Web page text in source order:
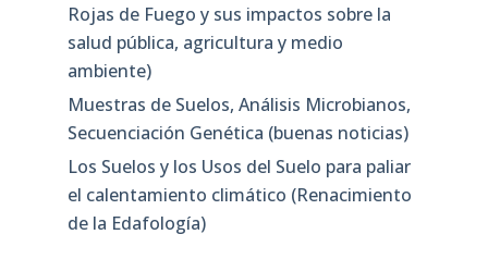
Rojas de Fuego y sus impactos sobre la
salud pública, agricultura y medio
ambiente)
Muestras de Suelos, Análisis Microbianos,
Secuenciación Genética (buenas noticias)
Los Suelos y los Usos del Suelo para paliar
el calentamiento climático (Renacimiento
de la Edafología)